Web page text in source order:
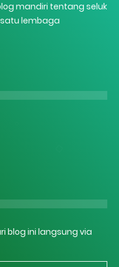
mandiri tentang seluk
lembaga
blog ini langsung via